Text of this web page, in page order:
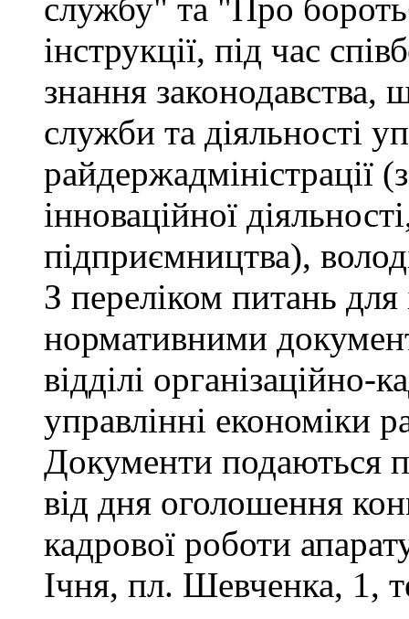
службу" та "Про
інструкції, під час
знання законодавства,
служби та діяльності
райдержадміністрації
інноваційної
підприємництва),
З переліком питань
нормативними
відділі організаційно-
управлінні економіки
Документи подаються
від дня оголошення
кадрової роботи
Ічня, пл. Шевченка, 1,